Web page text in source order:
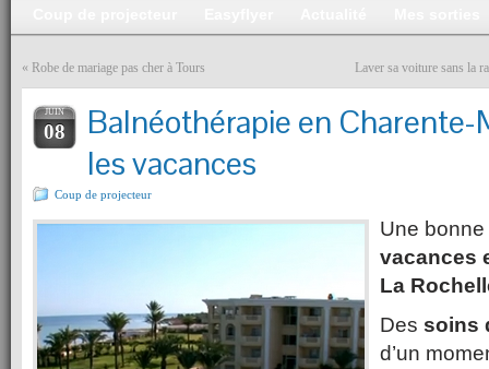
« Robe de mariage pas cher à Tours Laver sa voiture sans la
JUIN
08
Balnéothérapie en
les vacances
Coup de projecteur
Une
vacances
La
Des soins
d’un